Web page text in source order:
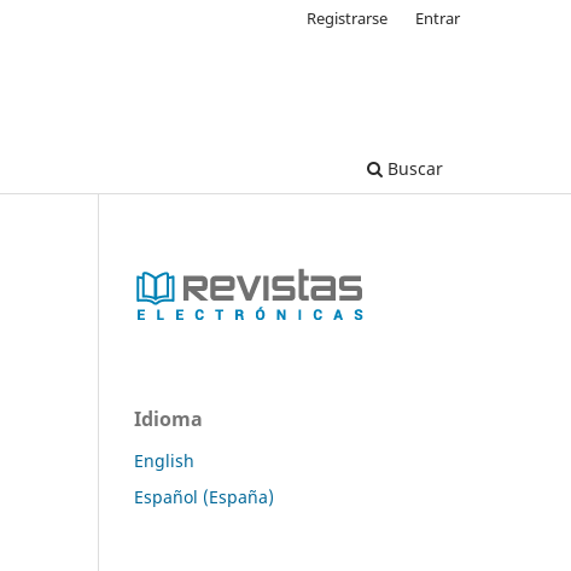
Buscar
Registrarse Entrar
Idioma
English
Español (España)